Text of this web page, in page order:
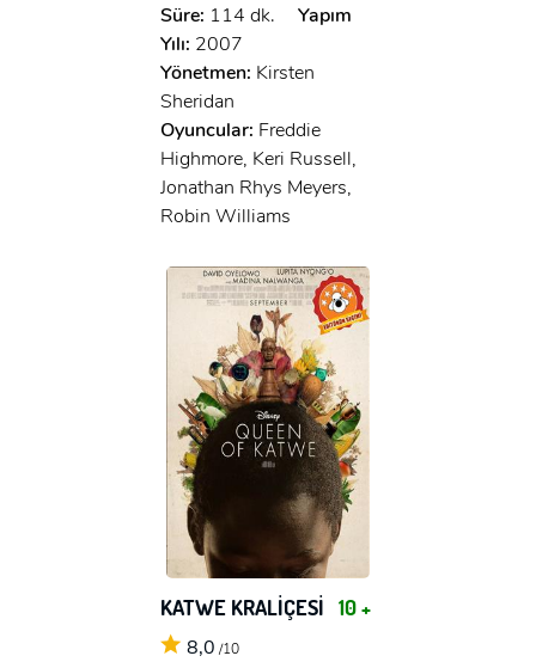
Süre: 114 dk.
Yapım
Yılı: 2007
Yönetmen: Kirsten
Sheridan
Oyuncular: Freddie
Highmore, Keri Russell,
Jonathan Rhys Meyers,
Robin Williams
KATWE KRALİÇESİ 10 +
8,0 /10